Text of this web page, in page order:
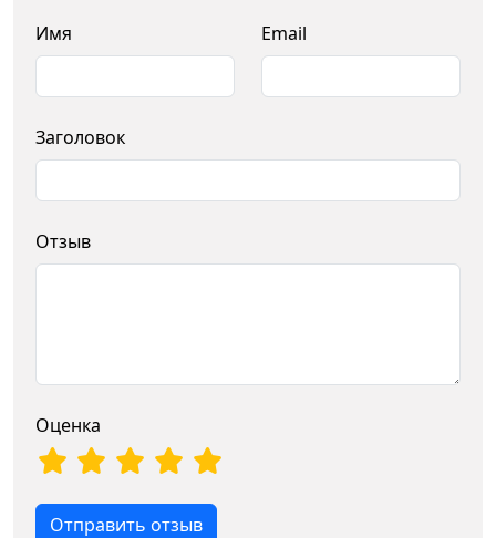
Имя Email
Заголовок
Отзыв
Оценка
Отправить отзыв